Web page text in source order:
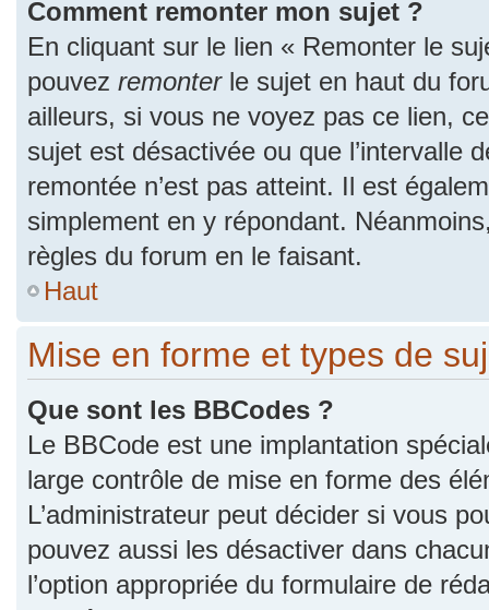
Comment remonter mon sujet ?
En cliquant sur le lien « Remonter le
pouvez remonterle sujet en haut du
ailleurs, si vous ne voyez pas ce lien,
sujet est désactivée ou que l’intervalle
remontée n’est pas atteint. Il est
simplement en y répondant.
règles du forum en le faisant.
Haut
Mise en forme et types de
Que sont les BBCodes ?
Le BBCode est une implantation
large contrôle de mise en forme des
L’administrateur peut décider si vous
pouvez aussi les désactiver dans
l’option appropriée du formulaire de